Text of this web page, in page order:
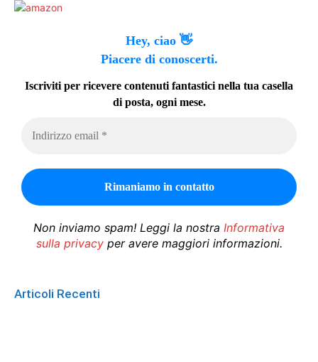
Hey, ciao 👋
Piacere di conoscerti.
Iscriviti per ricevere contenuti fantastici nella tua casella
di posta, ogni mese.
Non inviamo spam! Leggi la nostra Informativa
sulla privacyper avere maggiori informazioni.
Articoli Recenti